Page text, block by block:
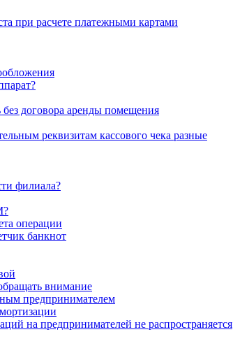
при расчете платежными картами
договора аренды помещения
реквизитам кассового чека разные
филиала?
операции
банкнот
внимание
предпринимателем
на предпринимателей не распространяется